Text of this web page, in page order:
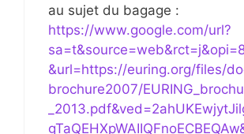
au sujet du bagage :
https://www.google.com/url?
&url=https://euring.org/files/
brochure2007/